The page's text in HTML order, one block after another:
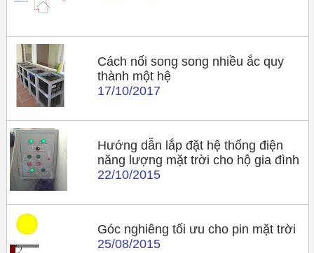
Cách nối song song nhiều ắc quy
thành một hệ
17/10/2017
Hướng dẫn lắp đặt hệ thống điện
năng lượng mặt trời cho hộ gia đình
22/10/2015
Góc nghiêng tối ưu cho pin mặt trời
25/08/2015